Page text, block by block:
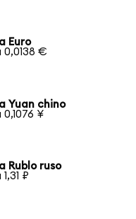
Euro
0,0138 €
Yuan chino
0,1076 ¥
Rublo ruso
₽